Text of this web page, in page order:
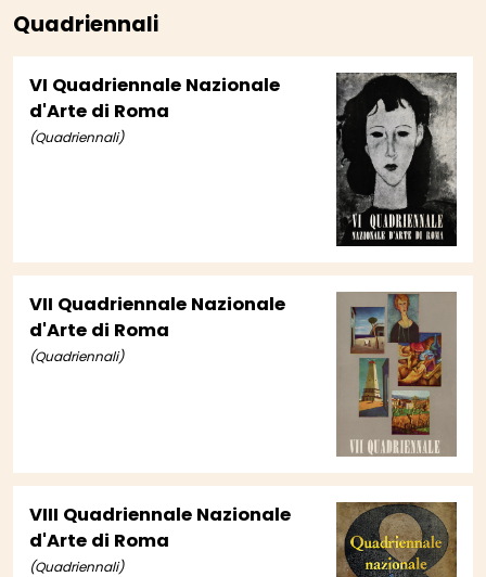
Quadriennali
VI Quadriennale Nazionale
d'Arte di Roma
(Quadriennali)
VII Quadriennale Nazionale
d'Arte di Roma
(Quadriennali)
VIII Quadriennale Nazionale
d'Arte di Roma
(Quadriennali)